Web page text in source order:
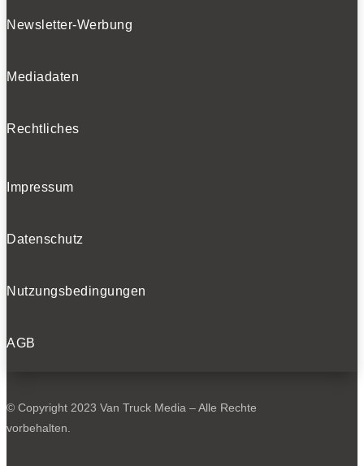
Newsletter-Werbung
Mediadaten
Rechtliches
Impressum
Datenschutz
Nutzungsbedingungen
AGB
© Copyright 2023 Van Truck Media – Alle Rechte
vorbehalten.